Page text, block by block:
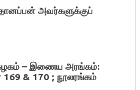
தானப்பன் அவர்களுக்குப்
கழகம் – இணைய அரங்கம்:
& 170 ; நூலரங்கம்